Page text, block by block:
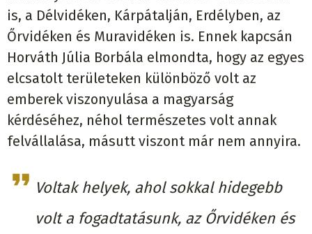
is, a Délvidéken, Kárpátalján, Erdélyben, az
Őrvidéken és Muravidéken is. Ennek kapcsán
Horváth Júlia Borbála elmondta, hogy az egyes
elcsatolt területeken különböző volt az
emberek viszonyulása a magyarság
kérdéséhez, néhol természetes volt annak
felvállalása, másutt viszont már nem annyira.
Voltak helyek, ahol sokkal hidegebb
volt a fogadtatásunk, az Őrvidéken és